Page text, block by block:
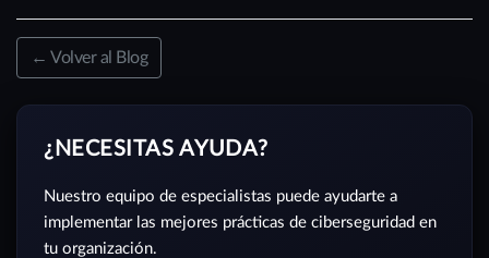
← Volver al Blog
¿NECESITAS AYUDA?
Nuestro equipo de especialistas puede ayudarte a
implementar las mejores prácticas de ciberseguridad en
tu organización.